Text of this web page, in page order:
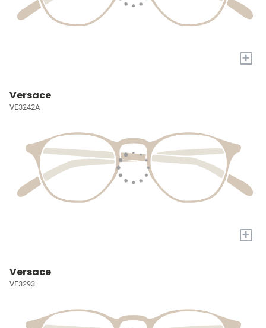
+
Versace
VE3242A
+
Versace
VE3293